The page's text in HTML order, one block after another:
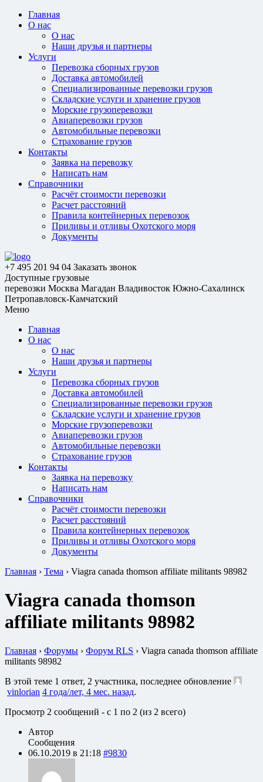
Главная
О нас
О нас
Наши друзья и партнеры
Услуги
Перевозка сборных грузов
Доставка автомобилей
Специализированные перевозки грузов
Складские услуги и хранение грузов
Морские грузоперевозки
Авиаперевозки грузов
Автомобильные перевозки
Страхование грузов
Контакты
Заявка на перевозку
Написать нам
Справочники
Расчёт стоимости перевозки
Расчет расстояний
Правила контейнерных перевозок
Приливы и отливы Охотского моря
Документы
+7 495 201 94 04 Заказать звонок
Доступные грузовые
перевозки Москва Магадан Владивосток Южно-Сахалинск
Петропавловск-Камчатский
Меню
Главная
О нас
О нас
Наши друзья и партнеры
Услуги
Перевозка сборных грузов
Доставка автомобилей
Специализированные перевозки грузов
Складские услуги и хранение грузов
Морские грузоперевозки
Авиаперевозки грузов
Автомобильные перевозки
Страхование грузов
Контакты
Заявка на перевозку
Написать нам
Справочники
Расчёт стоимости перевозки
Расчет расстояний
Правила контейнерных перевозок
Приливы и отливы Охотского моря
Документы
Главная › Тема › Viagra canada thomson affiliate militants 98982
Viagra canada thomson
affiliate militants 98982
Главная › Форумы › Форум RLS › Viagra canada thomson affiliate
militants 98982
В этой теме 1 ответ, 2 участника, последнее обновление
vinlorian 4 года/лет, 4 мес. назад.
Просмотр 2 сообщений - с 1 по 2 (из 2 всего)
Автор
Сообщения
06.10.2019 в 21:18 #9830